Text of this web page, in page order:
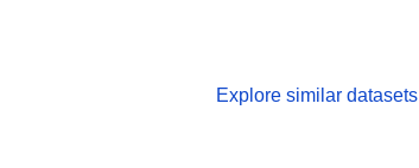
Explore similar datasets